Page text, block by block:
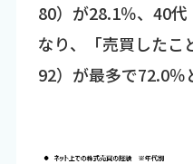
80）が28.1％、40
なり、「売買した
92）が最多で72.0％